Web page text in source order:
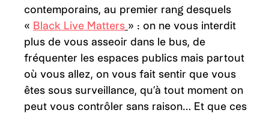
contemporains, au premier rang desquels
« Black Live Matters » : on ne vous interdit
plus de vous asseoir dans le bus, de
fréquenter les espaces publics mais partout
où vous allez, on vous fait sentir que vous
êtes sous surveillance, qu’à tout moment on
peut vous contrôler sans raison… Et que ces